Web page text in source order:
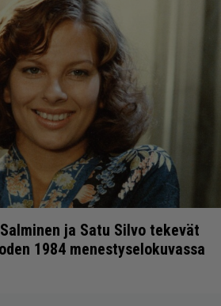
ja Satu Silvo tekevät
1984 menestyselokuvassa